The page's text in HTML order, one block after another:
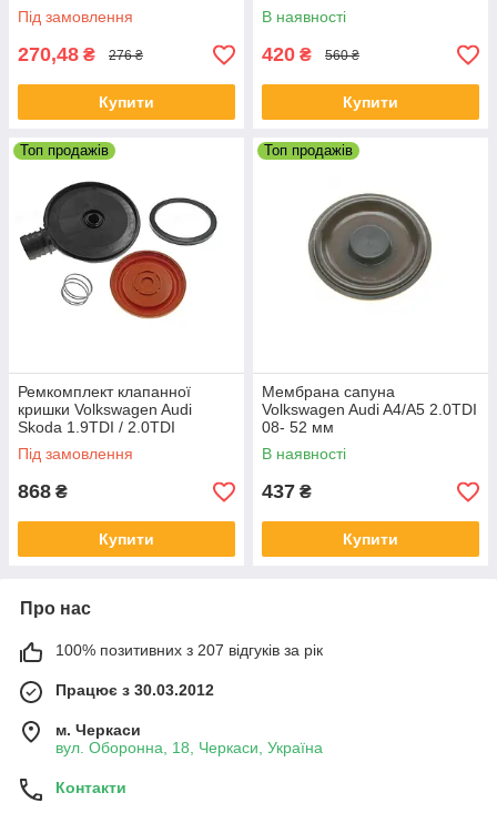
Під замовлення
270,48 ₴ 276 ₴
Купити
В наявності
420 ₴ 560 ₴
Купити
Топ продажів
Ремкомплект клапанної
кришки Volkswagen Audi
Skoda 1.9TDI / 2.0TDI
038103469AE
Під замовлення
868 ₴
Купити
Топ продажів
Мембрана сапуна
Volkswagen Audi A4/A5 2.0TDI
08- 52 мм
В наявності
437 ₴
Купити
Про нас
100% позитивних з 207 відгуків за рік
Працює з 30.03.2012
м. Черкаси
вул. Оборонна, 18, Черкаси, Україна
Контакти